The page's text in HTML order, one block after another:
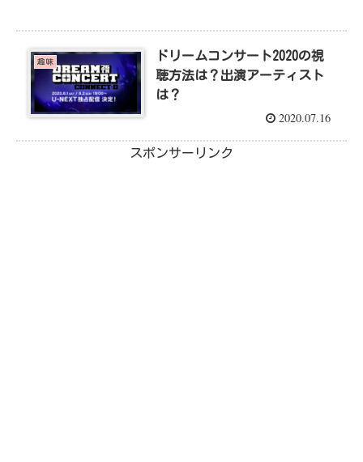
趣味
ドリームコンサート2020の視
聴方法は？出演アーティスト
は？
2020.07.16
スポンサーリンク